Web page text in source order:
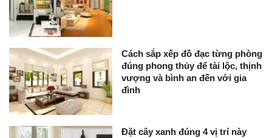
Cách sắp xếp đồ đạc từng phòng
đúng phong thủy để tài lộc, thịnh
vượng và bình an đến với gia
đình
Đặt cây xanh đúng 4 vị trí này